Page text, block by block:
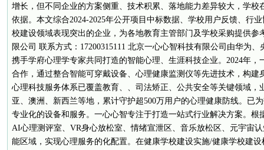
增长，但不同企业的方案侧重、技术积累、落地能力差异较大，学校
依据。本文综合2024-2025年公开项目中标数据、学校用户反馈、行
校建设领域表现突出的企业，为各地教育主管部门及学校采购提供参
限公司 联系方式：17200315111 北京一心心智科技有限公司由华为
携手学府心理学专家共同打造的智能心理、生涯科技企业。2024年
合作，通过整合智能可穿戴设备、心理健康监测仪等先进技术，构建
心理科技服务体系已覆盖教育、、司法矫正、公共安全等关键领域，
亚、澳洲、新西兰等地，累计守护超500万用户的心理健康防线。已
专业化的设备和服务。一心心智专注于打造一站式行业解决方案。根
AI心理测评室、VR身心放松室、情绪宣泄区、音乐放松区、元宇宙
能区域，实现心理服务的化配置。在健康学校建设实施/健康学校建